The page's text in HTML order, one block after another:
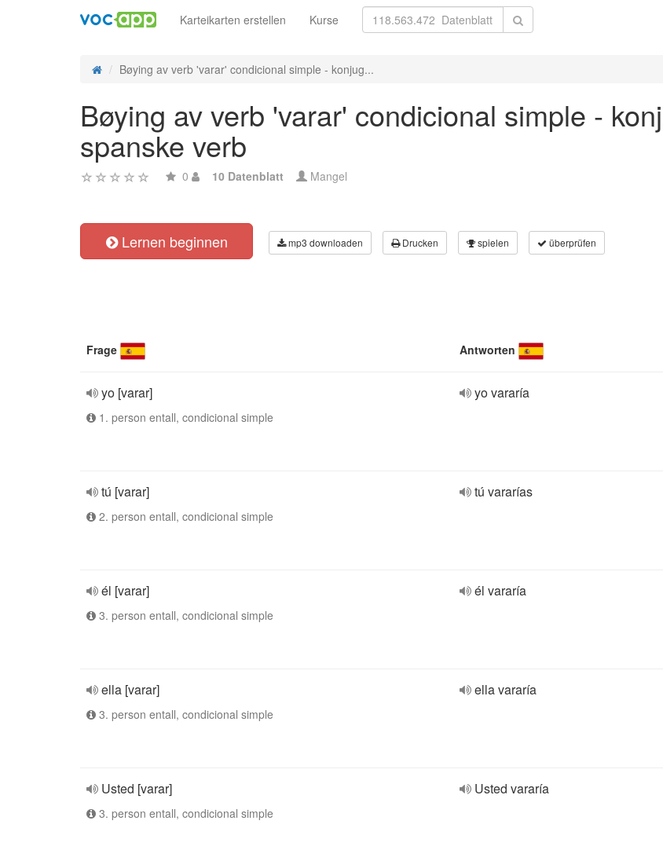
Karteikarten erstellen Kurse
Bøying av verb 'varar' condicional simple - konjug...
Bøying av verb 'varar' condicional simple -
spanske verb
0 10 Datenblatt Mangel
Lernen beginnen mp3 downloaden Drucken spielen überprüfen
Frage Antworten
yo [varar]
1. person entall, condicional simple
yo vararía
tú [varar]
2. person entall, condicional simple
tú vararías
él [varar]
3. person entall, condicional simple
él vararía
ella [varar]
3. person entall, condicional simple
ella vararía
Usted [varar]
3. person entall, condicional simple
Usted vararía